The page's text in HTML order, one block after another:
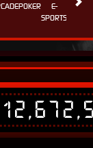
POKER
E-
SPORTS